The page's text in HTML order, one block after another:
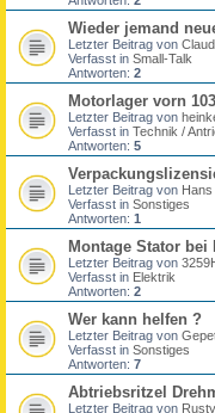
Wieder jemand
Letzter Beitrag von
Verfasst in Small-Talk
Antworten: 2
Motorlager vorn
Letzter Beitrag von
Verfasst in Technik /
Antworten: 5
Letzter Beitrag von Hans
Verfasst in Sonstiges
Antworten: 1
Montage Stator bei
Letzter Beitrag von
Verfasst in Elektrik
Antworten: 2
Wer kann helfen ?
Letzter Beitrag von
Verfasst in Sonstiges
Antworten: 7
Abtriebsritzel
Letzter Beitrag von